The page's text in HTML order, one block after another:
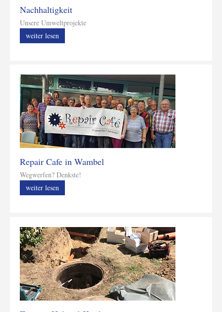
Nachhaltigkeit
Unsere Umweltprojekte
weiter lesen
Repair Cafe in Wambel
Wegwerfen? Denkste!
weiter lesen